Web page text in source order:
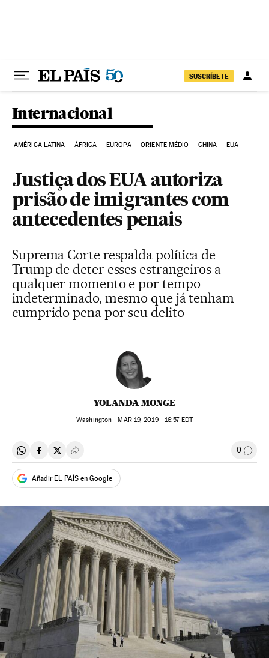
SUSCRÍBETE
Internacional
AMÉRICA LATINA ÁFRICA EUROPA ORIENTE MÉDIO CHINA EUA
Justiça dos EUA autoriza
prisão de imigrantes com
antecedentes penais
Suprema Corte respalda política de
Trump de deter esses estrangeiros a
qualquer momento e por tempo
indeterminado, mesmo que já tenham
cumprido pena por seu delito
YOLANDA MONGE
Washington -MAR19, 2019 - 16:57EDT
Compartir en Whatsapp
Compartir en Facebook
Compartir en Twitter
Desplegar Redes Sociales 0
Añadir EL PAÍS en Google